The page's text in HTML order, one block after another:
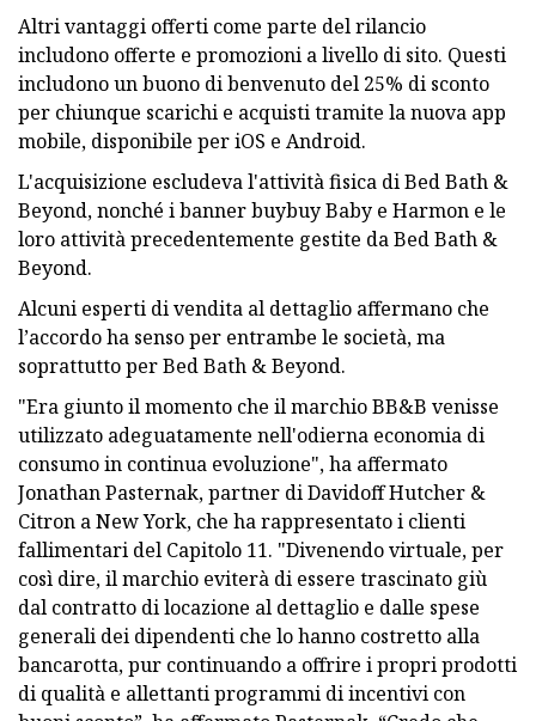
Altri vantaggi offerti come parte del rilancio
includono offerte e promozioni a livello di sito. Questi
includono un buono di benvenuto del 25% di sconto
per chiunque scarichi e acquisti tramite la nuova app
mobile, disponibile per iOS e Android.
L'acquisizione escludeva l'attività fisica di Bed Bath &
Beyond, nonché i banner buybuy Baby e Harmon e le
loro attività precedentemente gestite da Bed Bath &
Beyond.
Alcuni esperti di vendita al dettaglio affermano che
l’accordo ha senso per entrambe le società, ma
soprattutto per Bed Bath & Beyond.
"Era giunto il momento che il marchio BB&B venisse
utilizzato adeguatamente nell'odierna economia di
consumo in continua evoluzione", ha affermato
Jonathan Pasternak, partner di Davidoff Hutcher &
Citron a New York, che ha rappresentato i clienti
fallimentari del Capitolo 11. "Divenendo virtuale, per
così dire, il marchio eviterà di essere trascinato giù
dal contratto di locazione al dettaglio e dalle spese
generali dei dipendenti che lo hanno costretto alla
bancarotta, pur continuando a offrire i propri prodotti
di qualità e allettanti programmi di incentivi con